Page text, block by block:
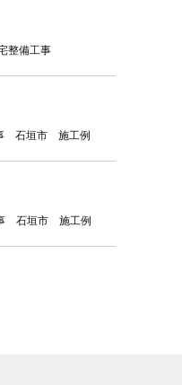
整備工事
石垣市 施工例
石垣市 施工例